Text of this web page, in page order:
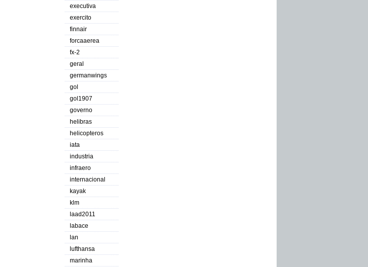
executiva
exercito
finnair
forcaaerea
fx-2
geral
germanwings
gol
gol1907
governo
helibras
helicopteros
iata
industria
infraero
internacional
kayak
klm
laad2011
labace
lan
lufthansa
marinha